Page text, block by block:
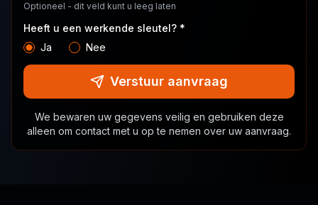
Optioneel - dit veld kunt u leeg laten
Heeft u een werkende sleutel? *
Ja
Nee
Verstuur aanvraag
We bewaren uw gegevens veilig en gebruiken deze
alleen om contact met u op te nemen over uw aanvraag.